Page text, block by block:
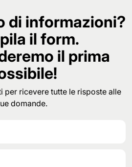
di informazioni?
il form.
il prima
per ricevere tutte le risposte alle
domande.